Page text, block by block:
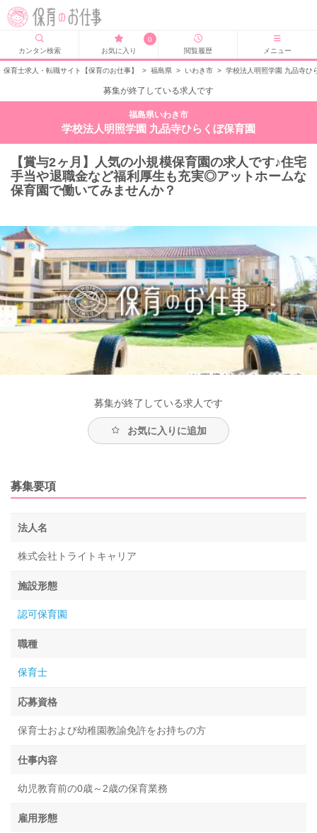
カンタン検索
0
お気に入り
閲覧履歴 メニュー
保育士求人・転職サイト【保育のお仕事】 > 福島県 > いわき市 > 学校法人明照学園 九品寺ひ
募集が終了している求人です
福島県いわき市
学校法人明照学園 九品寺ひらくぼ保育園
【賞与2ヶ月】人気の小規模保育園の求人です♪住宅
手当や退職金など福利厚生も充実◎アットホームな
保育園で働いてみませんか？
募集が終了している求人です
お気に入りに追加
募集要項
法人名
株式会社トライトキャリア
施設形態
認可保育園
職種
保育士
応募資格
保育士および幼稚園教諭免許をお持ちの方
仕事内容
幼児教育前の0歳～2歳の保育業務
雇用形態